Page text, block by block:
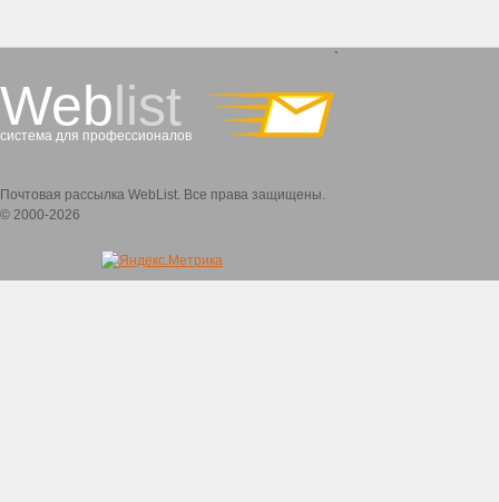
Weblist
система для профессионалов
`
Почтовая рассылка WebList. Все права защищены.
© 2000-2026